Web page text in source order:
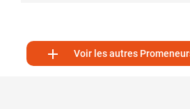
 Voir les autres